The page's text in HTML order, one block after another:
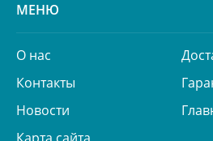
МЕНЮ
О нас
Контакты
Новости